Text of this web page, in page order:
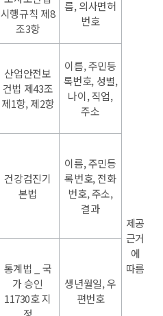
제공
근거
에
따름
시행규칙 제8
조3항
름, 의사면허
번호
산업안전보
건법 제43조
제1항, 제2항
이름, 주민등
록번호, 성별,
나이, 직업,
주소
건강검진기
본법
이름, 주민등
록번호, 전화
번호, 주소,
결과
통계법 _ 국
가 승인
11730호 지
생년월일, 우
편번호